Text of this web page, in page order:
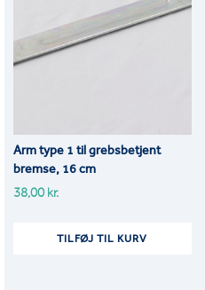
Arm type 1 til grebsbetjent
bremse, 16 cm
38,00kr.
TILFØJ TIL KURV